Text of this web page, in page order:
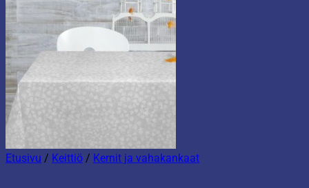
Etusivu / Keittiö / Kernit ja vahakankaat